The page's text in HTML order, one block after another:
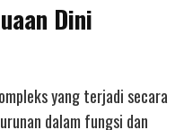
Dini
yang terjadi secara
dalam fungsi dan